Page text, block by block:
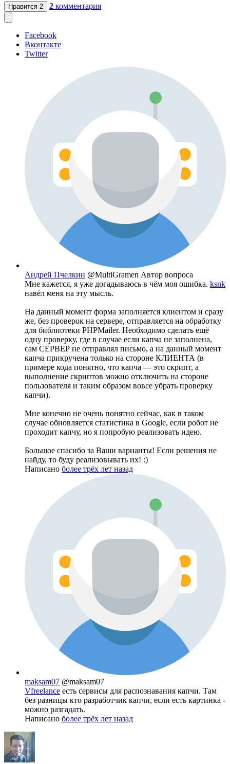
Нравится 2 2 комментария
Facebook
Вконтакте
Twitter
Андрей Пчелкин @MultiGramen Автор вопроса
Мне кажется, я уже догадываюсь в чём моя ошибка. ksnk
навёл меня на эту мысль.
На данный момент форма заполняется клиентом и сразу
же, без проверок на сервере, отправляется на обработку
для библиотеки PHPMailer. Необходимо сделать ещё
одну проверку, где в случае если капча не заполнена,
сам СЕРВЕР не отправлял письмо, а на данный момент
капча прикручена только на стороне КЛИЕНТА (в
примере кода понятно, что капча — это скрипт, а
выполнение скриптов можно отключить на стороне
пользователя и таким образом вовсе убрать проверку
капчи).
Мне конечно не очень понятно сейчас, как в таком
случае обновляется статистика в Google, если робот не
проходит капчу, но я попробую реализовать идею.
Большое спасибо за Ваши варианты! Если решения не
найду, то буду реализовывать их! :)
Написано более трёх лет назад
maksam07 @maksam07
Vfreelance есть сервисы для распознавания капчи. Там
без разницы кто разработчик капчи, если есть картинка -
можно разгадать.
Написано более трёх лет назад